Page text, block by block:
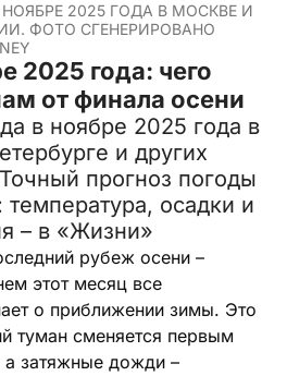
2025 ГОДА В МОСКВЕ И
ФОТО СГЕНЕРИРОВАНО
2025 года: чего
от финала осени
в ноябре 2025 года в
и других
прогноз погоды
осадки и
– в «Жизни»
рубеж осени –
этот месяц все
о приближении зимы. Это
туман сменяется первым
затяжные дожди –